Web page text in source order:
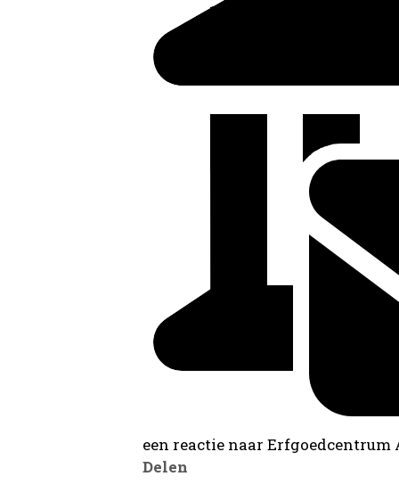
een reactie naar
Delen